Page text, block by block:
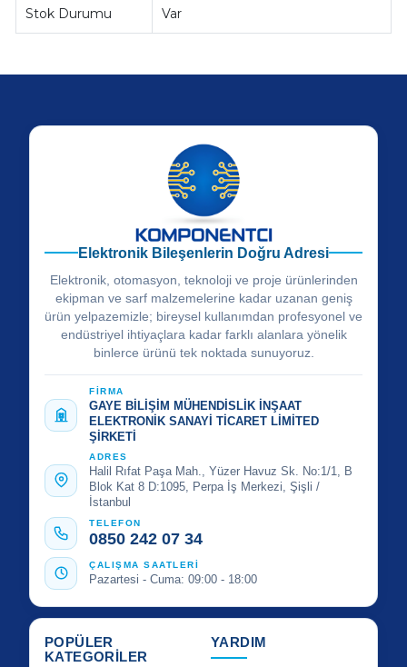
Stok Durumu Var
Elektronik Bileşenlerin Doğru Adresi
Elektronik, otomasyon, teknoloji ve proje ürünlerinden
ekipman ve sarf malzemelerine kadar uzanan geniş
ürün yelpazemizle; bireysel kullanımdan profesyonel ve
endüstriyel ihtiyaçlara kadar farklı alanlara yönelik
binlerce ürünü tek noktada sunuyoruz.
FİRMA
GAYE BİLİŞİM MÜHENDİSLİK İNŞAAT
ELEKTRONİK SANAYİ TİCARET LİMİTED
ŞİRKETİ
ADRES
Halil Rıfat Paşa Mah., Yüzer Havuz Sk. No:1/1, B
Blok Kat 8 D:1095, Perpa İş Merkezi, Şişli /
İstanbul
TELEFON
0850 242 07 34
ÇALIŞMA SAATLERİ
Pazartesi - Cuma: 09:00 - 18:00
POPÜLER
KATEGORİLER
YARDIM